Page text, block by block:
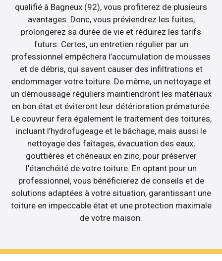
qualifié à Bagneux (92), vous profiterez de plusieurs
avantages. Donc, vous préviendrez les fuites,
prolongerez sa durée de vie et réduirez les tarifs
futurs. Certes, un entretien régulier par un
professionnel empêchera l’accumulation de mousses
et de débris, qui savent causer des infiltrations et
endommager votre toiture. De même, un nettoyage et
un démoussage réguliers maintiendront les matériaux
en bon état et éviteront leur détérioration prématurée.
Le couvreur fera également le traitement des toitures,
incluant l’hydrofugeage et le bâchage, mais aussi le
nettoyage des faîtages, évacuation des eaux,
gouttières et chéneaux en zinc, pour préserver
l’étanchéité de votre toiture. En optant pour un
professionnel, vous bénéficierez de conseils et de
solutions adaptées à votre situation, garantissant une
toiture en impeccable état et une protection maximale
de votre maison.